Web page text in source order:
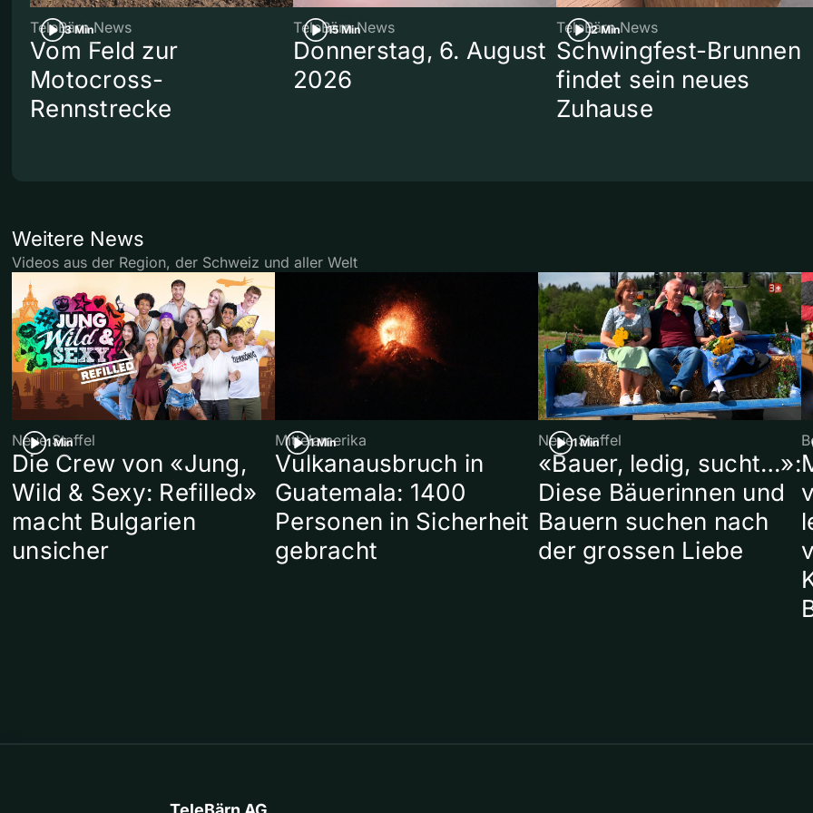
3 Min
TeleBärn News
Vom Feld zur
Motocross-
Rennstrecke
15 Min
TeleBärn News
Donnerstag, 6. August
2026
2 Min
TeleBärn News
Schwingfest-Brunnen
findet sein neues
Zuhause
Weitere News
Videos aus der Region, der Schweiz und aller Welt
1 Min
Neue Staffel
Die Crew von «Jung,
Wild & Sexy: Refilled»
macht Bulgarien
unsicher
1 Min
Mittelamerika
Vulkanausbruch in
Guatemala: 1400
Personen in Sicherheit
gebracht
1 Min
Neue Staffel
«Bauer, ledig, sucht…»:
Diese Bäuerinnen und
Bauern suchen nach
der grossen Liebe